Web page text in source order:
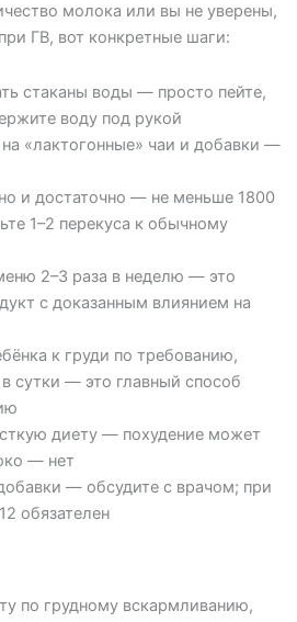
молока или вы не уверены,
ГВ, вот конкретные шаги:
стаканы воды — просто пейте,
воду под рукой
на «лактогонные» чаи и добавки —
и достаточно — не меньше 1800
1–2 перекуса к обычному
2–3 раза в неделю — это
с доказанным влиянием на
к груди по требованию,
сутки — это главный способ
диету — похудение может
— нет
— обсудите с врачом; при
обязателен
по грудному вскармливанию,